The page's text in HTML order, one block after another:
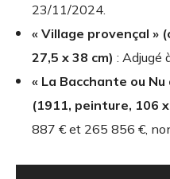
23/11/2024.
« Village provençal »
27,5 x 38 cm) : Adjugé
« La Bacchante ou
(1911, peinture, 106
887 € et 265 856 €,